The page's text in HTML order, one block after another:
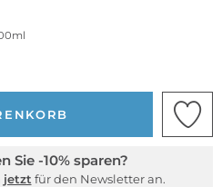
Sie -10% sparen?
jetzt für den Newsletter an.